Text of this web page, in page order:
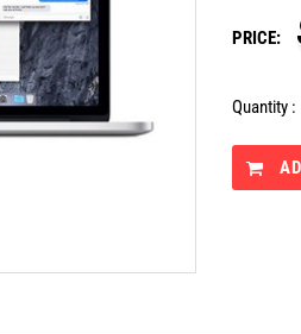
PRICE:
Quantity :